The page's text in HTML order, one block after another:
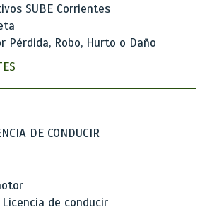
SUBE Corrientes
Pérdida, Robo, Hurto o Daño
DE CONDUCIR
de conducir